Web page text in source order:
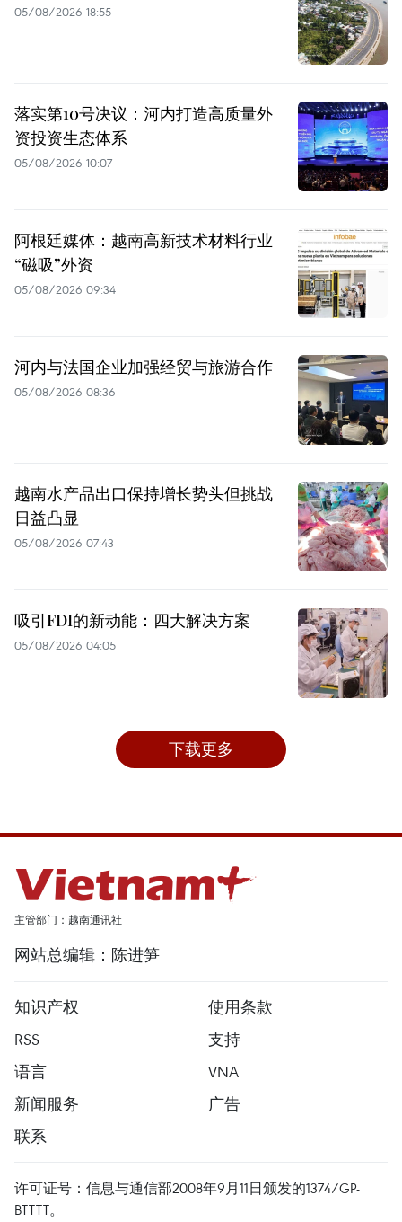
05/08/2026 18:55
落实第10号决议：河内打造高质量外
资投资生态体系
05/08/2026 10:07
阿根廷媒体：越南高新技术材料行业
“磁吸”外资
05/08/2026 09:34
河内与法国企业加强经贸与旅游合作
05/08/2026 08:36
越南水产品出口保持增长势头但挑战
日益凸显
05/08/2026 07:43
吸引FDI的新动能：四大解决方案
05/08/2026 04:05
下载更多
主管部门：越南通讯社
网站总编辑：陈进笋
知识产权
使用条款
RSS
支持
语言
VNA
新闻服务
广告
联系
许可证号：信息与通信部2008年9月11日颁发的1374/GP-
BTTTT。